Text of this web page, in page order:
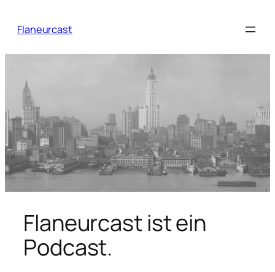
Inhalt
Flaneurcast
Flaneurcast ist ein
Podcast.